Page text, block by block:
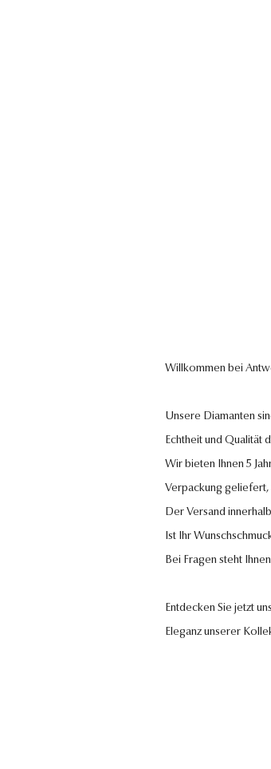
Willkommen bei
Unsere Diamanten
Echtheit und Qualität
Wir bieten Ihnen 5
Verpackung geliefert,
Der Versand
Ist Ihr
Bei Fragen steht
Entdecken Sie jetzt
Eleganz unserer